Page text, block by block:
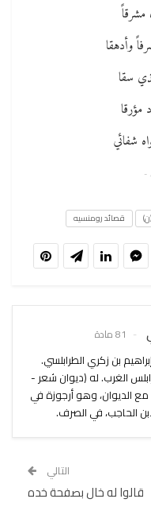
مشرقاً
وأدهقا
سقا
مؤرقا
شفائي
-
قصائد رومنسيه
81 مادة
بن زكري الطرابلسي.
الغرب. له (ديوان شعر -
الديوان، وهو أرجوزة في
الحاجب، في الصرف.
التالي
قالوا له خال بصفحة خده